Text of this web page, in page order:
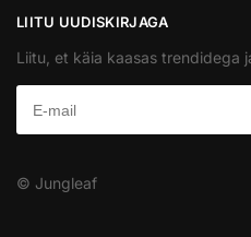
LIITU UUDISKIRJAGA
Liitu, et käia kaasas trendidega
© Jungleaf